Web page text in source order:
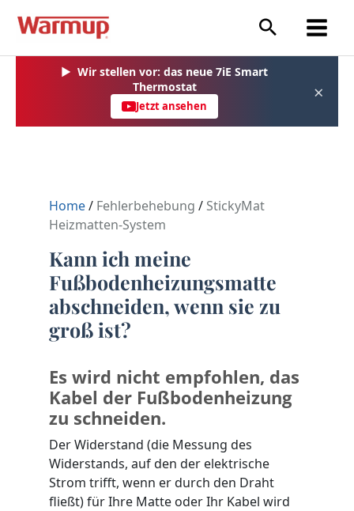
Inhalt
▶ Wir stellen vor: das neue 7iE Smart
Thermostat
Jetzt ansehen
×
Home/ Fehlerbehebung / StickyMat
Heizmatten-System
Kann ich meine
Fußbodenheizungsmatte
abschneiden, wenn sie zu
groß ist?
Es wird nicht empfohlen, das
Kabel der Fußbodenheizung
zu schneiden.
Der Widerstand (die Messung des
Widerstands, auf den der elektrische
Strom trifft, wenn er durch den Draht
fließt) für Ihre Matte oder Ihr Kabel wird